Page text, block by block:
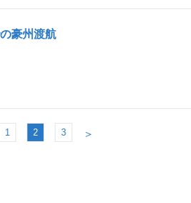
豪州渡航
1 2 3 ＞